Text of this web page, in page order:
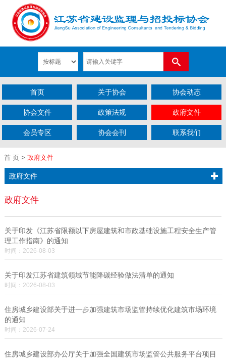
首页 关于协会 协会动态
协会文件 政策法规 政府文件
会员专区 协会会刊 联系我们
首 页 > 政府文件
政府文件
政府文件
关于印发《江苏省限额以下房屋建筑和市政基础设施工程安全生产管
理工作指南》的通知
时间：2026-08-03
关于印发江苏省建筑领域节能降碳经验做法清单的通知
时间：2026-08-03
住房城乡建设部关于进一步加强建筑市场监管持续优化建筑市场环境
的通知
时间：2026-07-24
住房城乡建设部办公厅关于加强全国建筑市场监管公共服务平台项目